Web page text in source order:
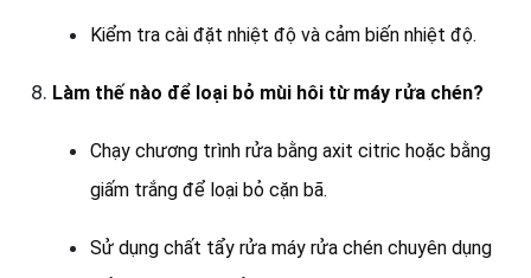
Kiểm tra cài đặt nhiệt độ và cảm biến nhiệt độ.
Làm thế nào để loại bỏ mùi hôi từ máy rửa chén?
Chạy chương trình rửa bằng axit citric hoặc bằng
giấm trắng để loại bỏ cặn bã.
Sử dụng chất tẩy rửa máy rửa chén chuyên dụng